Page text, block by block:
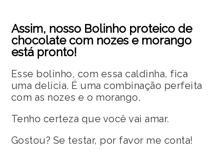
Assim, nosso Bolinho proteico de
chocolate com nozes e morango
está pronto!
Esse bolinho, com essa caldinha, fica
uma delícia. É uma combinação perfeita
com as nozes e o morango.
Tenho certeza que você vai amar.
Gostou? Se testar, por favor me conta!